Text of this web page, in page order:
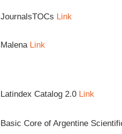
JournalsTOCs Link
Malena Link
Latindex Catalog 2.0 Link
Basic Core of Argentine